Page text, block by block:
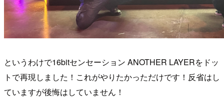
というわけで16bitセンセーション ANOTHER LAYERをドッ
トで再現しました！これがやりたかっただけです！反省はし
ていますが後悔はしていません！